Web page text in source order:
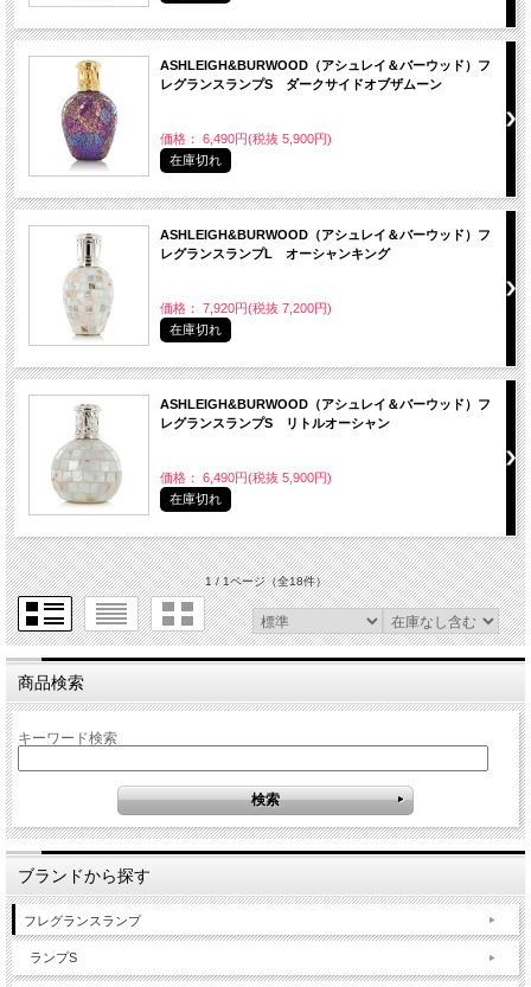
ASHLEIGH&BURWOOD（アシュレイ＆バーウッド）フ
レグランスランプS ダークサイドオブザムーン
価格： 6,490円(税抜 5,900円)
在庫切れ
ASHLEIGH&BURWOOD（アシュレイ＆バーウッド）フ
レグランスランプL オーシャンキング
価格： 7,920円(税抜 7,200円)
在庫切れ
ASHLEIGH&BURWOOD（アシュレイ＆バーウッド）フ
レグランスランプS リトルオーシャン
価格： 6,490円(税抜 5,900円)
在庫切れ
1 / 1ページ（全18件）
商品検索
キーワード検索
ブランドから探す
フレグランスランプ
ランプS